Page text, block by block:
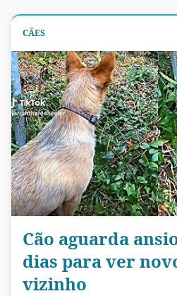
CÃES
Cão aguarda
dias para ver
vizinho